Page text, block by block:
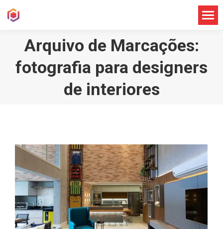
Arquivo de Marcações:
fotografia para designers
de interiores